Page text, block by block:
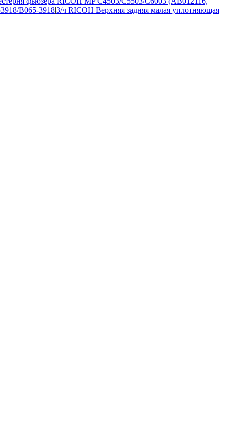
B065-3918|З/ч RICOH Верхняя задняя малая уплотняющая